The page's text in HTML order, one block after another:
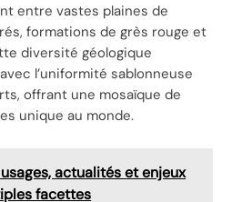
entre vastes plaines de
formations de grès rouge et
diversité géologique
l’uniformité sablonneuse
offrant une mosaïque de
unique au monde.
actualités et enjeux
facettes